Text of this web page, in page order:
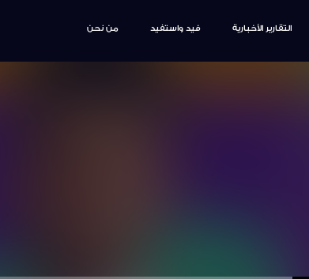
التقارير الأخبارية فيد واستفيد من نحن